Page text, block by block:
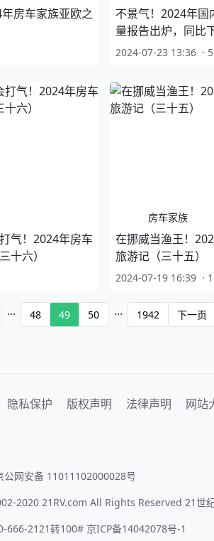
房车家族亚欧之
不景气！2024年国
量报告出炉，同比
2024-07-23 13:36 ·
气！2024年房车
十六）
房车家族
在挪威当渔王！
旅游记（三十五）
2024-07-19 16:39 ·
... 48 49 50 ... 1942 下一页
隐私保护 版权声明 法律声明 网站
公网安备 11011102000028号
2020 21RV.com All Rights Reserved 21世
666-2121转100# 京ICP备14042078号-1